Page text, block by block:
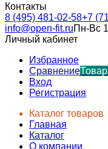
Контакты
8 (495) 481-02-58+7
info@open-fit.ruПн-Вс
Личный кабинет
Избранное
Сравнение
Вход
Регистрация
Каталог товаров
Главная
Каталог
О компании